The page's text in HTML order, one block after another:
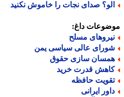
صدای نجات را خاموش نکنید
داغ:
مسلح
عالی سیاسی یمن
سازی حقوق
قدرت خرید
حافظه
ایرانی